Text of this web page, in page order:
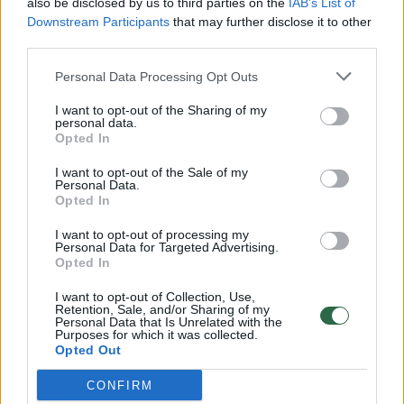
Downstream Participants that may further disclose it to other
Personal Data Processing Opt Outs
I want to opt-out of the Sharing of my
personal data.
Opted In
I want to opt-out of the Sale of my
Personal Data.
Opted In
I want to opt-out of processing my
Personal Data for Targeted Advertising.
Opted In
I want to opt-out of Collection, Use,
Retention, Sale, and/or Sharing of my
Personal Data that Is Unrelated with the
Purposes for which it was collected.
Opted Out
CONFIRM
Žinios | Lietuvos diena
Savaitės vidurys nusimato karštas: temperatūra kils iki
Žinios | Orai
00:15:54
V. Zalužno pasisakymą laiko bandymu įsitvirtinti
Ukrainos politikoje: jis yra neteisus
Laidos | Nauja diena
Sinoptikai atsakė, kokiais orais užbaigsime darbo
savaitę: karščiai atsitrauks
Žinios | Orai